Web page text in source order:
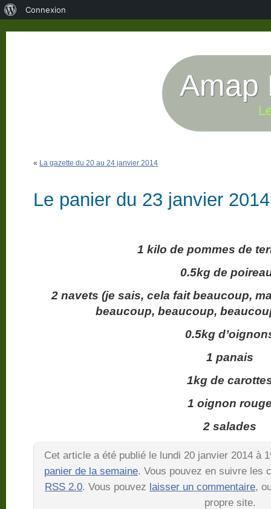
Amap
« La gazette du 20 au 24 janvier 2014
Le panier du 23 janvier 2014
1 kilo de pommes de
0.5kg de
2 navets (je sais, cela fait beaucoup,
beaucoup, beaucoup,
0.5kg
1 panais
1kg de
1 oignon
2 salades
Cet article a été publié le lundi 20 janvier 2014 à
panier de la semaine. Vous pouvez en suivre les
RSS 2.0. Vous pouvez laisser un commentaire,
propre site.
Connexion